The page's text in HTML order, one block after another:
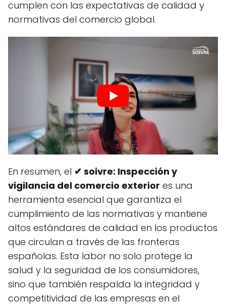
cumplen con las expectativas de calidad y
normativas del comercio global.
En resumen, el ✔ soivre: Inspección y
vigilancia del comercio exterior es una
herramienta esencial que garantiza el
cumplimiento de las normativas y mantiene
altos estándares de calidad en los productos
que circulan a través de las fronteras
españolas. Esta labor no solo protege la
salud y la seguridad de los consumidores,
sino que también respalda la integridad y
competitividad de las empresas en el